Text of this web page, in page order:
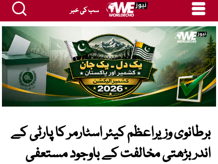
سب کی خبر
برطانوی وزیراعظم کیئر اسٹارمر کا پارٹی کے
اندر بڑھتی مخالفت کے باوجود مستعفی